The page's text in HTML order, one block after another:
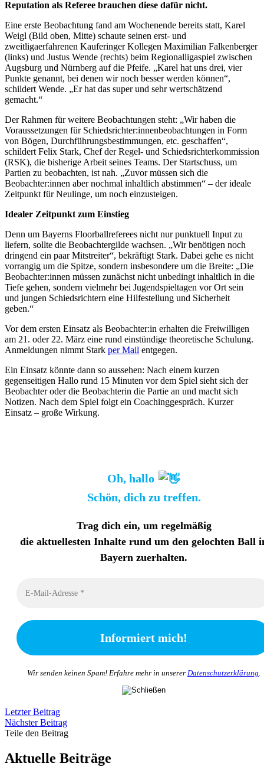
Reputation als Referee brauchen diese dafür nicht.
Eine erste Beobachtung fand am Wochenende bereits statt, Karel
Weigl (Bild oben, Mitte) schaute seinen erst- und
zweitligaerfahrenen Kauferinger Kollegen Maximilian Falkenberger
(links) und Justus Wende (rechts) beim Regionalligaspiel zwischen
Augsburg und Nürnberg auf die Pfeife. „Karel hat uns drei, vier
Punkte genannt, bei denen wir noch besser werden können“,
schildert Wende. „Er hat das super und sehr wertschätzend
gemacht.“
Der Rahmen für weitere Beobachtungen steht: „Wir haben die
Voraussetzungen für Schiedsrichter:innenbeobachtungen in Form
von Bögen, Durchführungsbestimmungen, etc. geschaffen“,
schildert Felix Stark, Chef der Regel- und Schiedsrichterkommission
(RSK), die bisherige Arbeit seines Teams. Der Startschuss, um
Partien zu beobachten, ist nah. „Zuvor müssen sich die
Beobachter:innen aber nochmal inhaltlich abstimmen“ – der ideale
Zeitpunkt für Neulinge, um noch einzusteigen.
Idealer Zeitpunkt zum Einstieg
Denn um Bayerns Floorballreferees nicht nur punktuell Input zu
liefern, sollte die Beobachtergilde wachsen. „Wir benötigen noch
dringend ein paar Mitstreiter“, bekräftigt Stark. Dabei gehe es nicht
vorrangig um die Spitze, sondern insbesondere um die Breite: „Die
Beobachter:innen müssen zunächst nicht unbedingt inhaltlich in die
Tiefe gehen, sondern vielmehr bei Jugendspieltagen vor Ort sein
und jungen Schiedsrichtern eine Hilfestellung und Sicherheit
geben.“
Vor dem ersten Einsatz als Beobachter:in erhalten die Freiwilligen
am 21. oder 22. März eine rund einstündige theoretische Schulung.
Anmeldungen nimmt Stark per Mail entgegen.
Ein Einsatz könnte dann so aussehen: Nach einem kurzen
gegenseitigen Hallo rund 15 Minuten vor dem Spiel sieht sich der
Beobachter oder die Beobachterin die Partie an und macht sich
Notizen. Nach dem Spiel folgt ein Coachinggespräch. Kurzer
Einsatz – große Wirkung.
Oh, hallo
Schön, dich zu treffen.
Trag dich ein, um regelmäßig
die aktuellesten Inhalte rund um den gelochten Ball
Bayern zuerhalten.
Wir senden keinen Spam! Erfahre mehr in unserer Datenschutzerklärung.
Letzter Beitrag
Nächster Beitrag
Teile den Beitrag
Aktuelle Beiträge